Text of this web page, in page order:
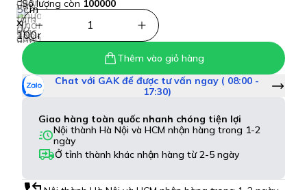
Số lượng còn 100000
1
Thêm vào giỏ hàng
Chat với GAK để được tư vấn ngay ( 08:00 -
17:30)
Giao hàng toàn quốc nhanh chóng tiện lợi
Nội thành Hà Nội và HCM nhận hàng trong 1-2
ngày
Ở tỉnh thành khác nhận hàng từ 2-5 ngày